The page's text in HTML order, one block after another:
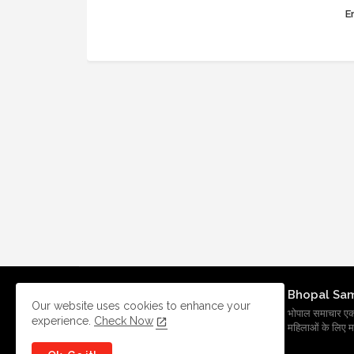
Bhopal
भोपाल समाचार एक
महिलाओं के लिए
Our website uses cookies to enhance your
experience. Check Now